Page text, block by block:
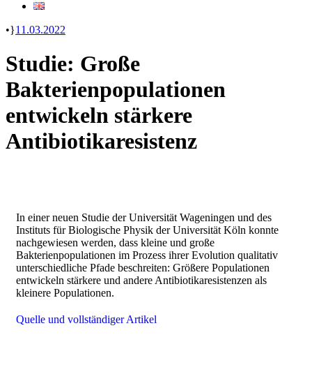
• 11.03.2022
Studie: Große
Bakterienpopulationen
entwickeln stärkere
Antibiotikaresistenz
In einer neuen Studie der Universität Wageningen und des
Instituts für Biologische Physik der Universität Köln konnte
nachgewiesen werden, dass kleine und große
Bakterienpopulationen im Prozess ihrer Evolution qualitativ
unterschiedliche Pfade beschreiten: Größere Populationen
entwickeln stärkere und andere Antibiotikaresistenzen als
kleinere Populationen.
Quelle und vollständiger Artikel